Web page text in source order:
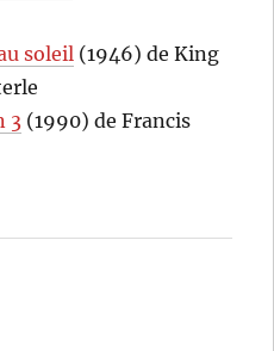
soleil (1946) de King
3 (1990) de Francis